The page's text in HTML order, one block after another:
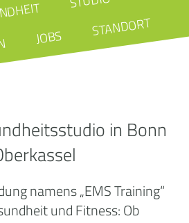
JOBS STANDORT
in Bonn
namens „EMS Training“
und Fitness: Ob